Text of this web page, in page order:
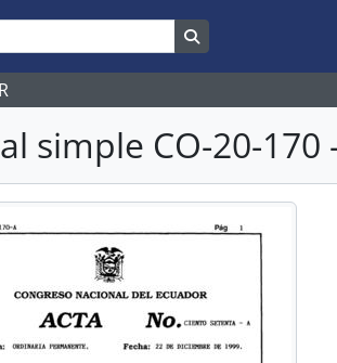
simple CO-20-170